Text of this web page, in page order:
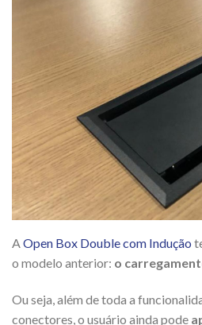
AOpen Box Double com Indução
o modelo anterior: o
Ou seja, além de toda a
conectores, o usuário ainda pode